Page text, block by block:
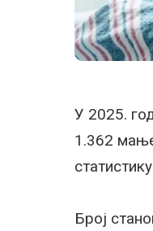
У 2025.
1.362
Број